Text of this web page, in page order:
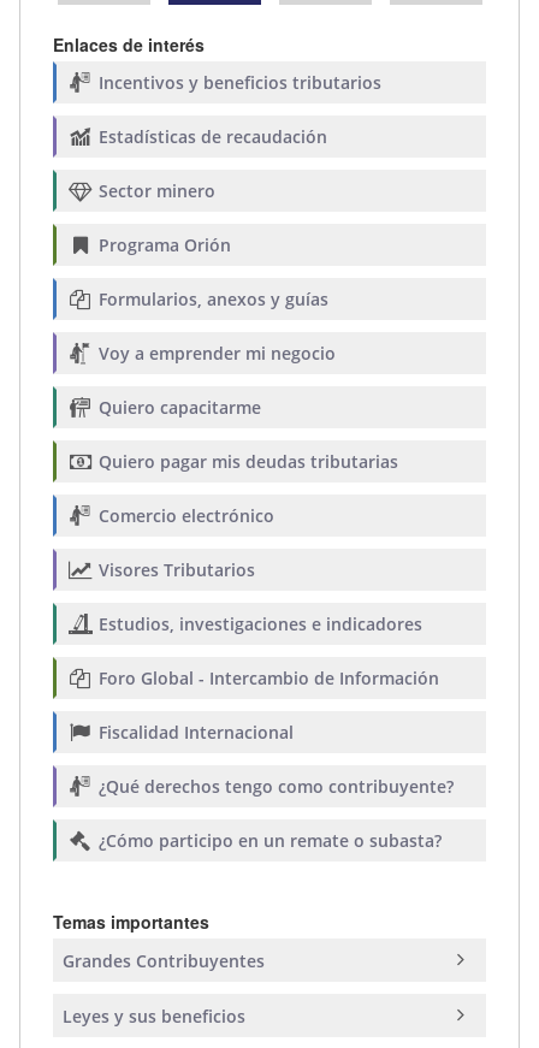
Enlaces de interés
Incentivos y beneficios tributarios
Estadísticas de recaudación
Sector minero
Programa Orión
Formularios, anexos y guías
Voy a emprender mi negocio
Quiero capacitarme
Quiero pagar mis deudas tributarias
Comercio electrónico
Visores Tributarios
Estudios, investigaciones e indicadores
Foro Global - Intercambio de Información
Fiscalidad Internacional
¿Qué derechos tengo como contribuyente?
¿Cómo participo en un remate o subasta?
Temas importantes
Grandes Contribuyentes
Leyes y sus beneficios